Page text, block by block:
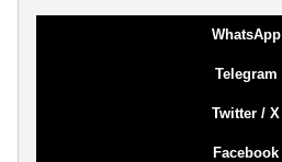
WhatsApp
Telegram
Twitter / X
Facebook